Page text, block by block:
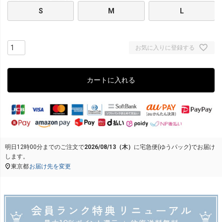
S
M L
お気に入りに登録する
カートに入れる
明日 12時00分までのご注文で2026/08/13（木） に宅急便(ゆうパック)でお届け
します。
東京都お届け先を変更